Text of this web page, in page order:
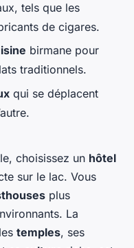
tels que les
de cigares.
birmane pour
traditionnels.
qui se déplacent
choisissez un hôtel
sur le lac. Vous
plus
La
temples, ses